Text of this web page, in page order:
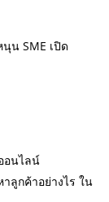
นุน SME เปิด
อนไลน์
าลูกค้าอย่างไร ใน